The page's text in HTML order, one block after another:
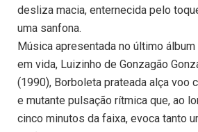
desliza macia, enternecida pelo
uma sanfona.
Música apresentada no último
em vida, Luizinho de Gonzagão
(1990), Borboleta prateada alça voo
e mutante pulsação rítmica que, ao
cinco minutos da faixa, evoca tanto